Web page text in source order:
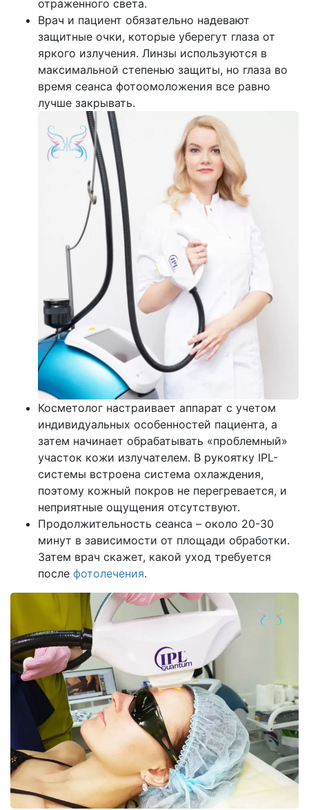
отраженного света.
Врач и пациент обязательно надевают
защитные очки, которые уберегут глаза от
яркого излучения. Линзы используются в
максимальной степенью защиты, но глаза во
время сеанса фотоомоложения все равно
лучше закрывать.
Косметолог настраивает аппарат с учетом
индивидуальных особенностей пациента, а
затем начинает обрабатывать «проблемный»
участок кожи излучателем. В рукоятку IPL-
системы встроена система охлаждения,
поэтому кожный покров не перегревается, и
неприятные ощущения отсутствуют.
Продолжительность сеанса – около 20-30
минут в зависимости от площади обработки.
Затем врач скажет, какой уход требуется
после фотолечения.